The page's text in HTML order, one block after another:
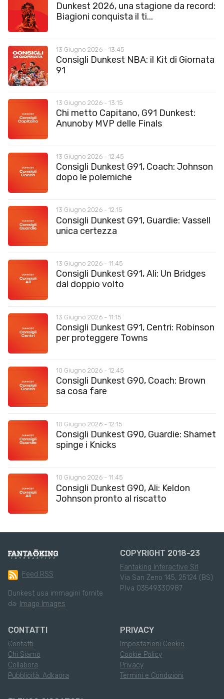
Dunkest 2026, una stagione da record:
Biagioni conquista il ti...
13 Giugno 2026 - 13:45
Consigli Dunkest NBA: il Kit di Giornata
91
13 Giugno 2026 - 13:15
Chi metto Capitano, G91 Dunkest:
Anunoby MVP delle Finals
13 Giugno 2026 - 12:45
Consigli Dunkest G91, Coach: Johnson
dopo le polemiche
13 Giugno 2026 - 12:15
Consigli Dunkest G91, Guardie: Vassell
unica certezza
13 Giugno 2026 - 11:45
Consigli Dunkest G91, Ali: Un Bridges
dal doppio volto
13 Giugno 2026 - 11:15
Consigli Dunkest G91, Centri: Robinson
per proteggere Towns
10 Giugno 2026 - 12:45
Consigli Dunkest G90, Coach: Brown
sa cosa fare
10 Giugno 2026 - 12:15
Consigli Dunkest G90, Guardie: Shamet
spinge i Knicks
10 Giugno 2026 - 11:45
Consigli Dunkest G90, Ali: Keldon
Johnson pronto al riscatto
Feed RSS
Dunkest usa immagini fornite
da: Imago Images
COPYRIGHT 2018-23
Fantaking Interactive Srl
Via San Zeno 145, 25124 (BS)
P.Iva 03549330987
CONTATTI
Contatti
Chi Siamo
Collabora
Pubblicità: Adkaora
PRIVACY
Impostazioni Cookie
Cookie Policy
Privacy
Termini e Condizioni